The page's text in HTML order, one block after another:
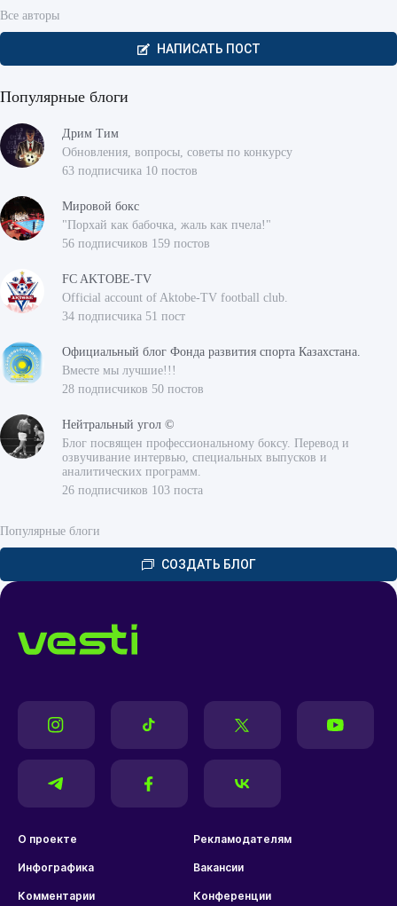
Все авторы
НАПИСАТЬ ПОСТ
Популярные блоги
Дрим Тим
Обновления, вопросы, советы по конкурсу
63 подписчика 10 постов
Мировой бокс
"Порхай как бабочка, жаль как пчела!"
56 подписчиков 159 постов
FC AKTOBE-TV
Official account of Aktobe-TV football club.
34 подписчика 51 пост
Официальный блог Фонда развития спорта Казахстана.
Вместе мы лучшие!!!
28 подписчиков 50 постов
Нейтральный угол ©
Блог посвящен профессиональному боксу. Перевод и
озвучивание интервью, специальных выпусков и
аналитических программ.
26 подписчиков 103 поста
Популярные блоги
СОЗДАТЬ БЛОГ
О проекте Рекламодателям
Инфографика Вакансии
Комментарии Конференции